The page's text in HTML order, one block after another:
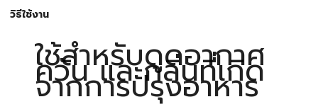
วิธีใช้งาน
ใช้สำหรับดูดอากาศ
ควัน และกลิ่นที่เกิด
จากการปรุงอาหาร